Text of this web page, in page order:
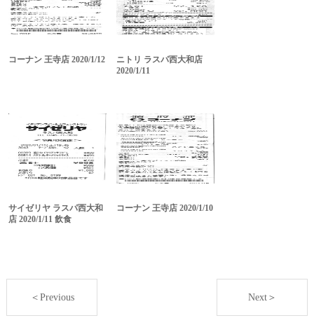
コーナン 王寺店 2020/1/12
ニトリ ラスパ西大和店
2020/1/11
サイゼリヤ ラスパ西大和
店 2020/1/11 飲食
コーナン 王寺店 2020/1/10
＜Previous Next＞